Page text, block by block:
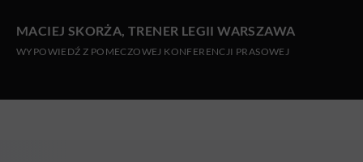
MACIEJ SKORŻA, TRENER LEGII WARSZAWA
WYPOWIEDŹ Z POMECZOWEJ KONFERENCJI PRASOWEJ